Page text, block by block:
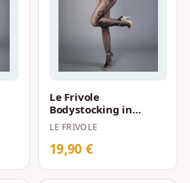
Le Frivole
Bodystocking in
schwarzer Netzoptik
mit floralen Mustern
LE FRIVOLE
19,90 €